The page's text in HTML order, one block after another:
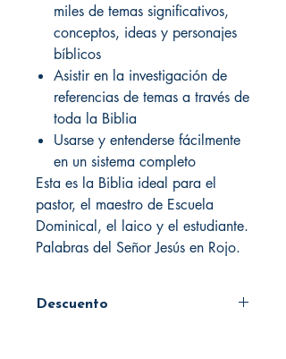
miles de temas significativos,
conceptos, ideas y personajes
bíblicos
Asistir en la investigación de
referencias de temas a través de
toda la Biblia
Usarse y entenderse fácilmente
en un sistema completo
Esta es la Biblia ideal para el
pastor, el maestro de Escuela
Dominical, el laico y el estudiante.
Palabras del Señor Jesús en Rojo.
Descuento